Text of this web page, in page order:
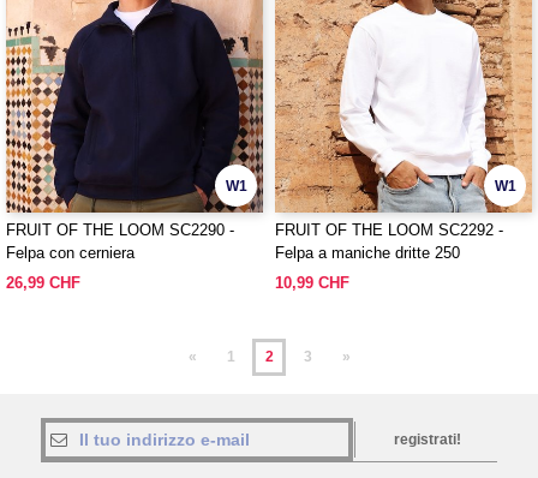
W1
FRUIT OF THE LOOM SC2290 -
Felpa con cerniera
26,99 CHF
W1
FRUIT OF THE LOOM SC2292 -
Felpa a maniche dritte 250
10,99 CHF
« 1 2 3 »
registrati!